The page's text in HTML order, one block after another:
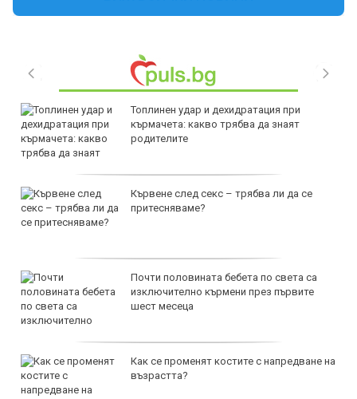
Топлинен удар и дехидратация при
кърмачета: какво трябва да знаят
родителите
Кървене след секс – трябва ли да се
притесняваме?
Почти половината бебета по света са
изключително кърмени през първите
шест месеца
Как се променят костите с напредване на
възрастта?